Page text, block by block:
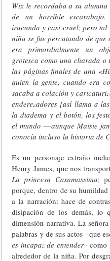
Wix le recordaba a su
de un horrible
iracunda y casi cruel; pero tal
niña se fue percatando de
era primordialmente un
grotesca como una charada
las páginas finales de una
quien la gente, cuando era
sacaba a colación y
enderezadores [así llama a
la diadema y el botón, los
el mundo ––aunque Maisie
conocía incluso la historia de
Es un personaje extraño
Henry James, que nos
La princesa Casamassima;
porque, dentro de su
a la narración: hace de
disipación de los demás, lo
dimensión narrativa. La
palabras y de sus actos –que
es incapaz de entender– como
alrededor de la niña. Por